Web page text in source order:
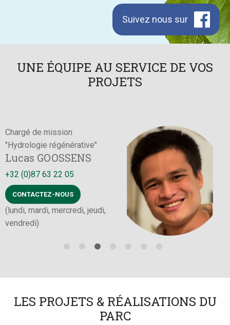
Suivez nous sur
Facebook
UNE ÉQUIPE AU SERVICE DE VOS
PROJETS
Chargée administrative
Pascale BAIRIN
+32 (0)87 63 22 05
CONTACTEZ-NOUS
(lundi, mardi, jeudi, vendredi)
LES PROJETS & RÉALISATIONS DU
PARC